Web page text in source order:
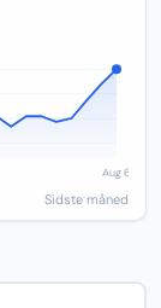
Sidste måned